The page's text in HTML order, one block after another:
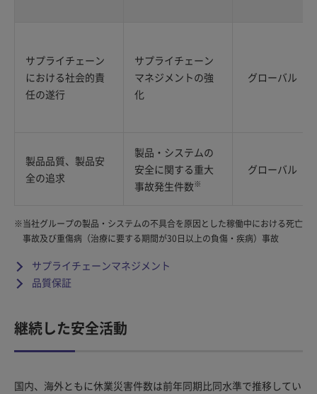
サプライチェーン
における社会的責
任の遂行
サプライチェーン
マネジメントの強
化
グローバル
製品品質、製品安
全の追求
製品・システムの
安全に関する重大
事故発生件数※
グローバル
※当社グループの製品・システムの不具合を原因とした稼働中における死亡
事故及び重傷病（治療に要する期間が30日以上の負傷・疾病）事故
サプライチェーンマネジメント
品質保証
継続した安全活動
国内、海外ともに休業災害件数は前年同期比同水準で推移してい